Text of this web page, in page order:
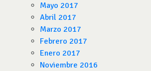
Mayo 2017
Abril 2017
Marzo 2017
Febrero 2017
Enero 2017
Noviembre 2016